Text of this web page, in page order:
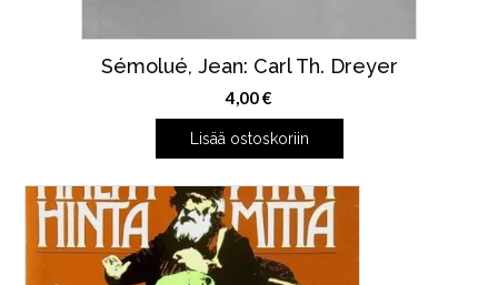
Sémolué, Jean: Carl Th. Dreyer
4,00€
Lisää ostoskoriin